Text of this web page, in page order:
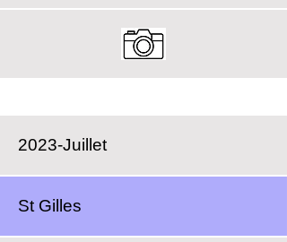
2023-Juillet
St Gilles